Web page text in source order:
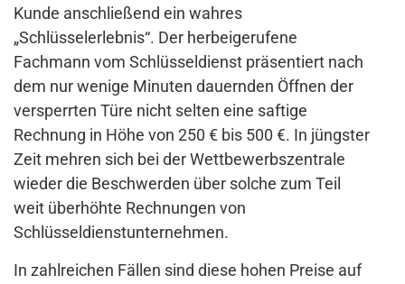
Kunde anschließend ein wahres
„Schlüsselerlebnis“. Der herbeigerufene
Fachmann vom Schlüsseldienst präsentiert nach
dem nur wenige Minuten dauernden Öffnen der
versperrten Türe nicht selten eine saftige
Rechnung in Höhe von 250 € bis 500 €. In jüngster
Zeit mehren sich bei der Wettbewerbszentrale
wieder die Beschwerden über solche zum Teil
weit überhöhte Rechnungen von
Schlüsseldienstunternehmen.
In zahlreichen Fällen sind diese hohen Preise auf